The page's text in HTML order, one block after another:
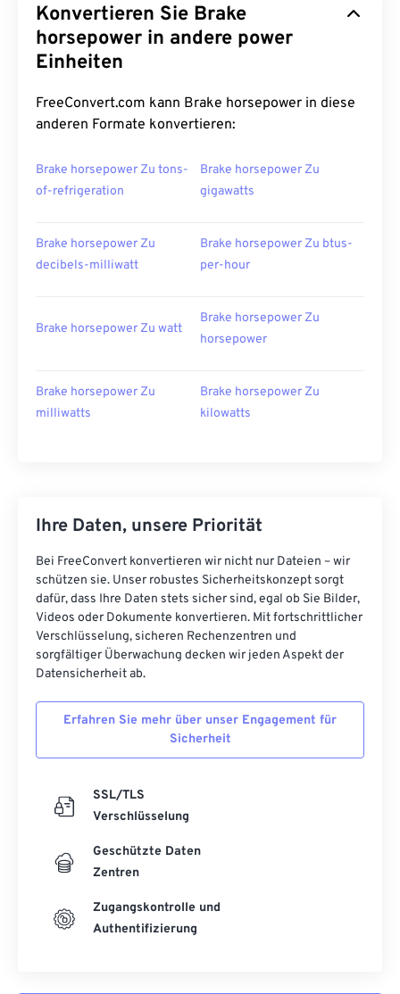
Konvertieren Sie Brake
horsepower in andere power
Einheiten
FreeConvert.com kann Brake horsepower in diese
anderen Formate konvertieren:
Brake horsepower Zu tons-
of-refrigeration
Brake horsepower Zu
gigawatts
Brake horsepower Zu
decibels-milliwatt
Brake horsepower Zu btus-
per-hour
Brake horsepower Zu watt
Brake horsepower Zu
horsepower
Brake horsepower Zu
milliwatts
Brake horsepower Zu
kilowatts
Ihre Daten, unsere Priorität
Bei FreeConvert konvertieren wir nicht nur Dateien – wir
schützen sie. Unser robustes Sicherheitskonzept sorgt
dafür, dass Ihre Daten stets sicher sind, egal ob Sie Bilder,
Videos oder Dokumente konvertieren. Mit fortschrittlicher
Verschlüsselung, sicheren Rechenzentren und
sorgfältiger Überwachung decken wir jeden Aspekt der
Datensicherheit ab.
Erfahren Sie mehr über unser Engagement für
Sicherheit
SSL/TLS
Verschlüsselung
Geschützte Daten
Zentren
Zugangskontrolle und
Authentifizierung